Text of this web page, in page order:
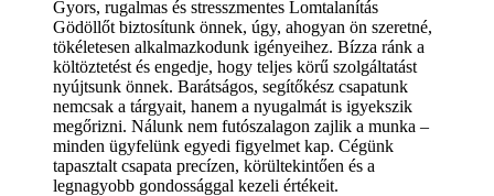
Gyors, rugalmas és stresszmentes Lomtalanítás
Gödöllőt biztosítunk önnek, úgy, ahogyan ön szeretné,
tökéletesen alkalmazkodunk igényeihez. Bízza ránk a
költöztetést és engedje, hogy teljes körű szolgáltatást
nyújtsunk önnek. Barátságos, segítőkész csapatunk
nemcsak a tárgyait, hanem a nyugalmát is igyekszik
megőrizni. Nálunk nem futószalagon zajlik a munka –
minden ügyfelünk egyedi figyelmet kap. Cégünk
tapasztalt csapata precízen, körültekintően és a
legnagyobb gondossággal kezeli értékeit.